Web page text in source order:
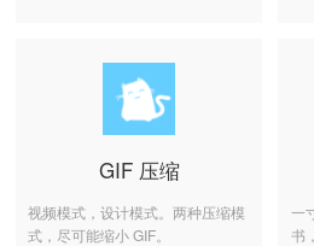
GIF 压缩
视频模式，设计模式。两种压缩模
式，尽可能缩小 GIF。
一
书